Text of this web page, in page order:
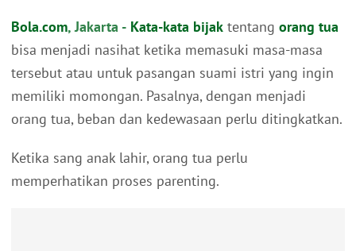
Bola.com, Jakarta - Kata-kata bijak tentang orang tua
bisa menjadi nasihat ketika memasuki masa-masa
tersebut atau untuk pasangan suami istri yang ingin
memiliki momongan. Pasalnya, dengan menjadi
orang tua, beban dan kedewasaan perlu ditingkatkan.
Ketika sang anak lahir, orang tua perlu
memperhatikan proses parenting.